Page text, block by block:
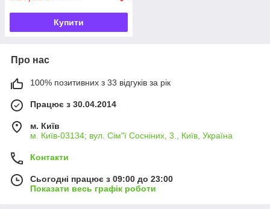
Купити
Про нас
100% позитивних з 33 відгуків за рік
Працює з 30.04.2014
м. Київ
м. Київ-03134; вул. Сім"ї Сосніних, 3., Київ, Україна
Контакти
Сьогодні працює з 09:00 до 23:00
Показати весь графік роботи